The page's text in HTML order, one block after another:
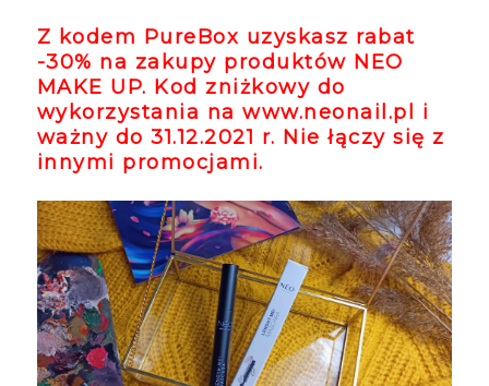
Z kodem PureBox uzyskasz rabat
-30% na zakupy produktów NEO
MAKE UP. Kod zniżkowy do
wykorzystania na www.neonail.pl i
ważny do 31.12.2021 r. Nie łączy się z
innymi promocjami.